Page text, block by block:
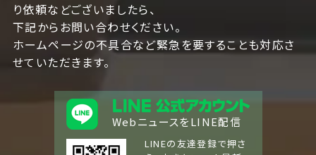
り依頼などございましたら、
下記からお問い合わせください。
ホームページの不具合など緊急を要することも対応さ
せていただきます。
WebニュースをLINE配信
LINEの友達登録で押さ